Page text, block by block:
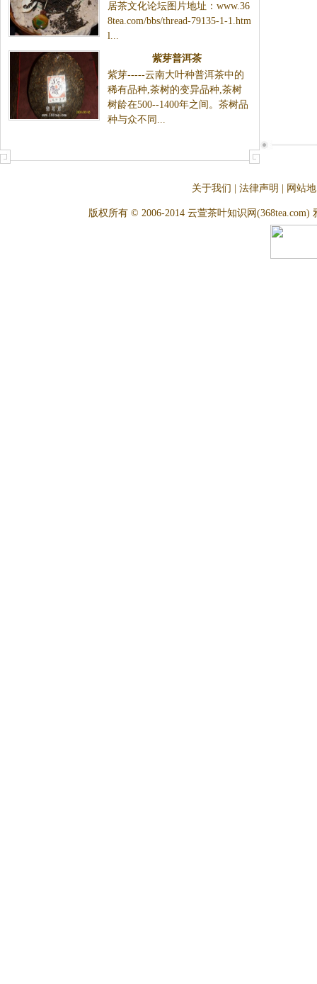
居茶文化论坛图片地址：www.36
8tea.com/bbs/thread-79135-1-1.htm
l...
紫芽普洱茶
紫芽-----云南大叶种普洱茶中的
稀有品种,茶树的变异品种,茶树
树龄在500--1400年之间。茶树品
种与众不同...
关于我们 法律声明 网站
版权所有 © 2006-2014 云萱茶叶知识网